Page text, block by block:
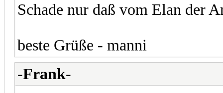
Schade nur daß vom Elan der
beste Grüße - manni
-Frank-